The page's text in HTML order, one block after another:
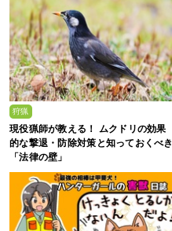
狩猟
現役猟師が教える！ ムクドリの効果
的な撃退・防除対策と知っておくべき
「法律の壁」